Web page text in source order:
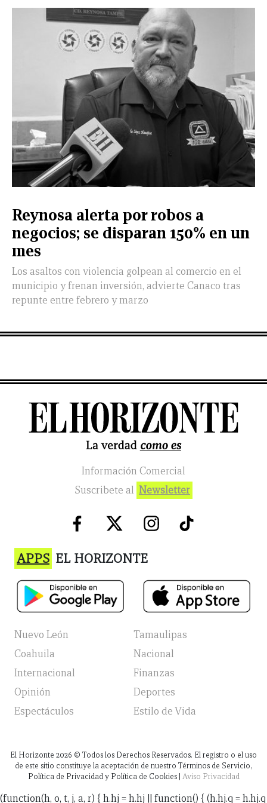
Reynosa alerta por robos a
negocios; se disparan 150% en un
mes
Los asaltos con violencia golpean al comercio en el
municipio y frenan inversión, advierte Canaco tras
repunte entre febrero y marzo
Información Comercial
Suscribete al Newsletter
APPS EL HORIZONTE
Nuevo León
Tamaulipas
Coahuila
Nacional
Internacional
Finanzas
Opinión
Deportes
Espectáculos
Estilo de Vida
El Horizonte 2026 © Todos los Derechos Reservados. El registro o el uso
de este sitio constituye la aceptación de nuestro Términos de Servicio,
Política de Privacidad y Política de Cookies | Aviso Privacidad
(function(h, o, t, j, a, r) { h.hj = h.hj || function() { (h.hj.q = h.hj.q